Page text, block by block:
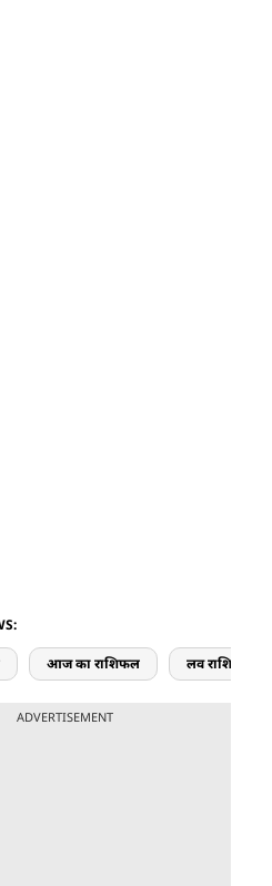
आज का राशिफल लव राशिफल
ADVERTISEMENT